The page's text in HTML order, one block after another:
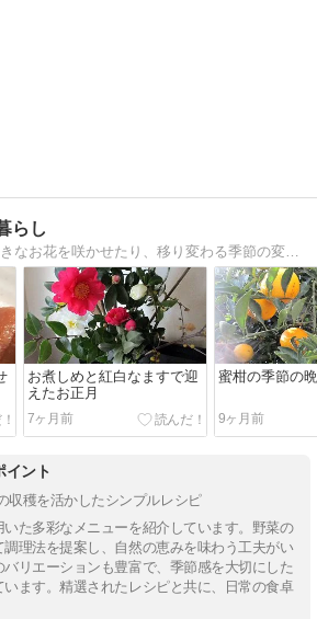
らし
野菜を作ったり、好きなお花を咲かせたり、移り変わる季節の変化を楽しみながら、心地よく毎日を過ごしていきたい、そんな日々のささやかな日常を綴っています。
お煮しめと紅白なますで迎
えたお正月
7ヶ月前
蜜柑の季節の
9ヶ月前
イント
収穫を活かしたシンプルレシピ
た多彩なメニューを紹介しています。野菜の
理法を提案し、自然の恵みを味わう工夫がい
リエーションも豊富で、季節感を大切にした
ます。精選されたレシピと共に、日常の食卓